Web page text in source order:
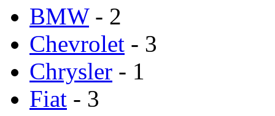
BMW- 2
Chevrolet - 3
Chrysler - 1
Fiat - 3